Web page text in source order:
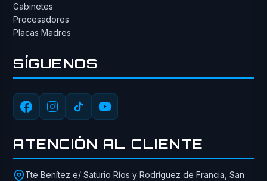
Gabinetes
Procesadores
Placas Madres
SÍGUENOS
ATENCIÓN AL CLIENTE
Tte Benítez e/ Saturio Ríos y Rodríguez de Francia, San